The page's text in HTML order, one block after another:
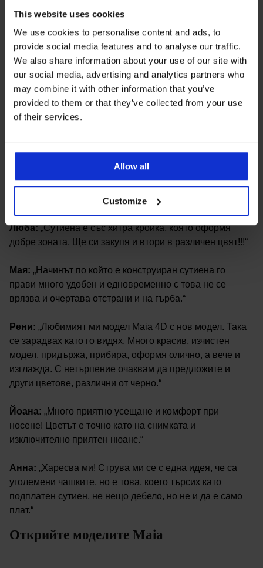
This website uses cookies
We use cookies to personalise content and ads, to
provide social media features and to analyse our traffic.
We also share information about your use of our site with
our social media, advertising and analytics partners who
may combine it with other information that you’ve
provided to them or that they’ve collected from your use
of their services.
Allow all
Customize
Изключителната кройка изглажда силуета и прикрива
Приспособяващ се
Термоактивната пяна се оформя според извивките ви.
Защо изглаждащият сутиен Maia 4D е
толкова любим?
Люба:„Сутиена е със хитра кройка, която оформя
добре зоната. Ще си закупя и втори в различен цвят!!!“
Мая: „Начинът по който е конструиран сутиена го
прави много удобен и едновременно с това не се
врязва и очертава отстрани и на гърба.“
Рени: „Любимият ми модел Maia 4D с нов модел. Така
се зарадвах като го видях. Много красив, изчистен
модел, придържа, прибира, оформя олично, а вече и
изглажда. С нетърпение очаквам да предложите и
други цветове, различни от черно.“
Йоана: „Много приятно усещане и комфорт при
носене! Цветът е точно като на снимката и
изключително приятен нюанс.“
Анна: „Харесва ми! Струва ми се с една идея, че са
уголемени чашките, но е това, което търсих като
подплатен сутиен, не нещо дебело, но не и да е само
плат.“
Открийте моделите Maia